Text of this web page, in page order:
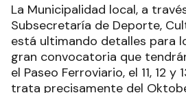
La Municipalidad local, a
Subsecretaría de Deporte,
está ultimando detalles para
gran convocatoria que
el Paseo Ferroviario, el 11, 12
trata precisamente del